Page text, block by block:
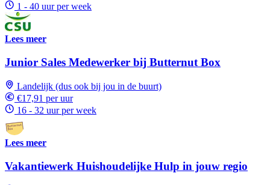
1 - 40 uur per week
Lees meer
Junior Sales Medewerker bij Butternut Box
Landelijk (dus ook bij jou in de buurt)
€17,91 per uur
16 - 32 uur per week
Lees meer
Vakantiewerk Huishoudelijke Hulp in jouw regio